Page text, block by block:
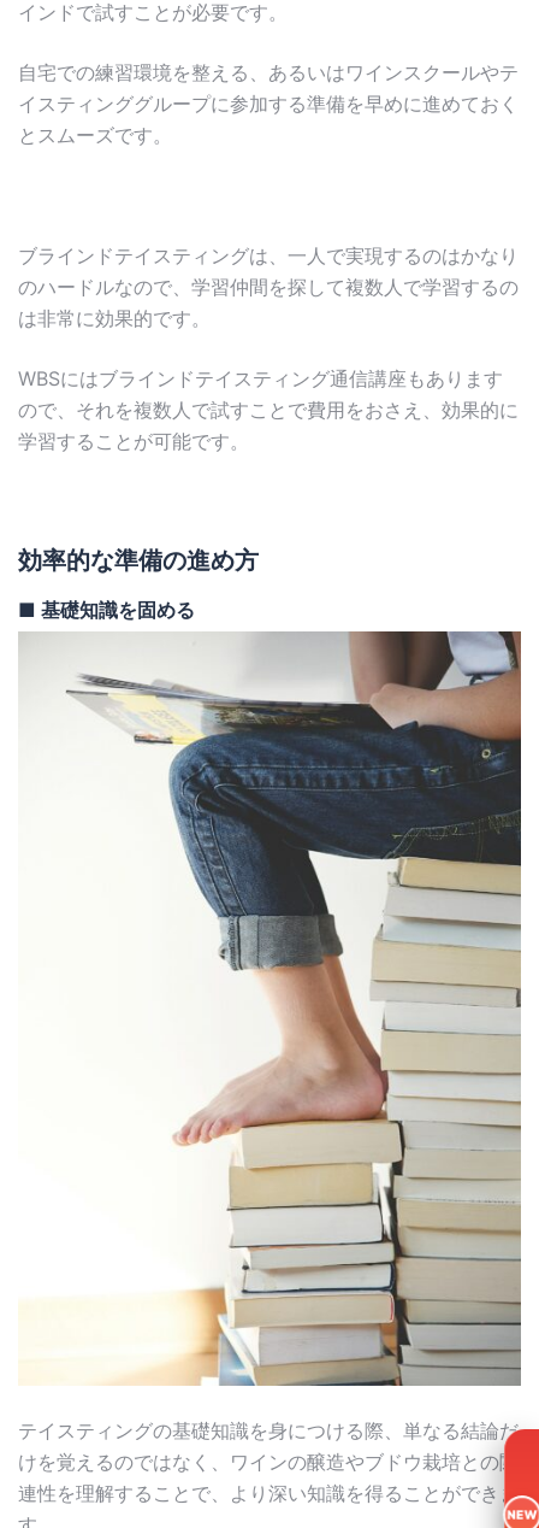
インドで試すことが必要です。
自宅での練習環境を整える、あるいはワインスクールやテ
イスティンググループに参加する準備を早めに進めておく
とスムーズです。
ブラインドテイスティングは、一人で実現するのはかなり
のハードルなので、学習仲間を探して複数人で学習するの
は非常に効果的です。
WBSにはブラインドテイスティング通信講座もあります
ので、それを複数人で試すことで費用をおさえ、効果的に
学習することが可能です。
効率的な準備の進め方
■ 基礎知識を固める
テイスティングの基礎知識を身につける際、単なる結論だ
けを覚えるのではなく、ワインの醸造やブドウ栽培との関
連性を理解することで、より深い知識を得ることができま
NEW